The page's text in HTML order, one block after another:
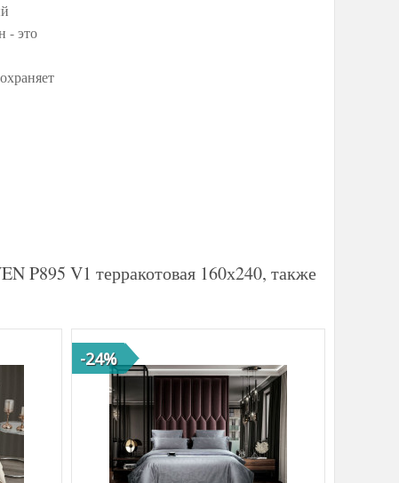
- это
P895 V1 терракотовая 160х240, также
-24%